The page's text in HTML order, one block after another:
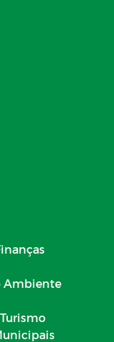
Ambiente